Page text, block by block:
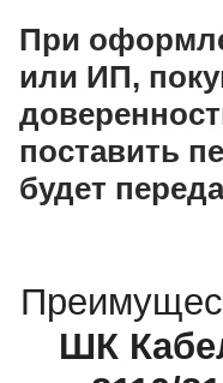
При
или ИП,
поставить
будет
ШК